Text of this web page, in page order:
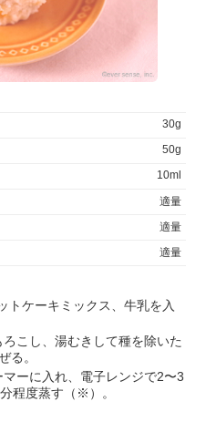
30g
50g
10ml
適量
適量
適量
トケーキミックス、牛乳を入
こし、湯むきして種を除いた
る。
ーに入れ、電子レンジで2〜3
程度蒸す（※）。